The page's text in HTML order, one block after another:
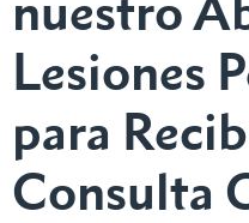
Lesiones
para
Consulta